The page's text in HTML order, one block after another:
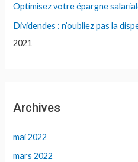
Optimisez votre épargne
Dividendes : n’oubliez pas la
2021
Archives
mai 2022
mars 2022